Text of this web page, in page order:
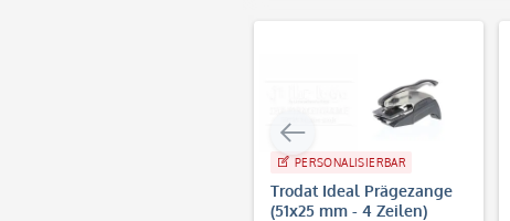
PERSONALISIERBAR
Trodat Ideal Prägezange
(51x25 mm - 4 Zeilen)